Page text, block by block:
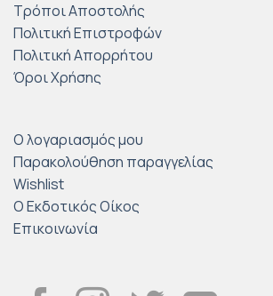
Τρόποι Αποστολής
Πολιτική Επιστροφών
Πολιτική Απορρήτου
Όροι Χρήσης
Ο λογαριασμός μου
Παρακολούθηση παραγγελίας
Wishlist
Ο Εκδοτικός Οίκος
Επικοινωνία